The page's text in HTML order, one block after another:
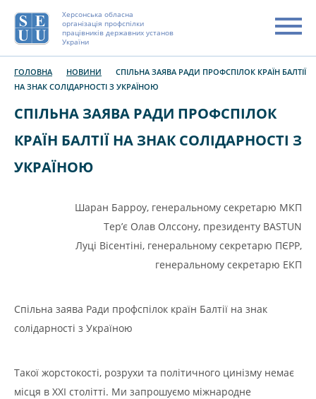
Херсонська обласна
організація профспілки
працівників державних установ
України
ГОЛОВНА НОВИНИ
СПІЛЬНА ЗАЯВА РАДИ ПРОФСПІЛОК КРАЇН БАЛТІЇ
НА ЗНАК СОЛІДАРНОСТІ З УКРАЇНОЮ
СПІЛЬНА ЗАЯВА РАДИ ПРОФСПІЛОК
КРАЇН БАЛТІЇ НА ЗНАК СОЛІДАРНОСТІ З
УКРАЇНОЮ
Шаран Барроу, генеральному секретарю МКП
Тер’є Олав Олссону, президенту BASTUN
Луці Вісентіні, генеральному секретарю ПЄРР,
генеральному секретарю ЕКП
Спільна заява Ради профспілок країн Балтії на знак
солідарності з Україною
Такої жорстокості, розрухи та політичного цинізму немає
місця в XXI столітті. Ми запрошуємо міжнародне